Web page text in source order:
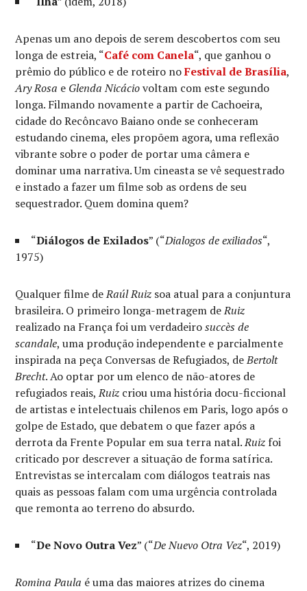
Apenas um ano depois de serem descobertos com seu
longa de estreia, “Café com Canela“, que ganhou o
prêmio do público e de roteiro noFestival de Brasília,
Ary Rosa e Glenda Nicáciovoltam com este segundo
longa. Filmando novamente a partir de Cachoeira,
cidade do Recôncavo Baiano onde se conheceram
estudando cinema, eles propõem agora, uma reflexão
vibrante sobre o poder de portar uma câmera e
dominar uma narrativa. Um cineasta se vê sequestrado
e instado a fazer um filme sob as ordens de seu
sequestrador. Quem domina quem?
“Diálogos de Exilados” (“Dialogos de exiliados“,
1975)
Qualquer filme deRaúl Ruiz soa atual para a conjuntura
brasileira. O primeiro longa-metragem deRuiz
realizado na França foi um verdadeirosuccès de
scandale, uma produção independente e parcialmente
inspirada na peça Conversas de Refugiados, deBertolt
Brecht. Ao optar por um elenco de não-atores de
refugiados reais,Ruiz criou uma história docu-ficcional
de artistas e intelectuais chilenos em Paris, logo após o
golpe de Estado, que debatem o que fazer após a
derrota da Frente Popular em sua terra natal.Ruiz foi
criticado por descrever a situação de forma satírica.
Entrevistas se intercalam com diálogos teatrais nas
quais as pessoas falam com uma urgência controlada
que remonta ao terreno do absurdo.
“De Novo Outra Vez” (“De Nuevo Otra Vez“, 2019)
Romina Paula é uma das maiores atrizes do cinema